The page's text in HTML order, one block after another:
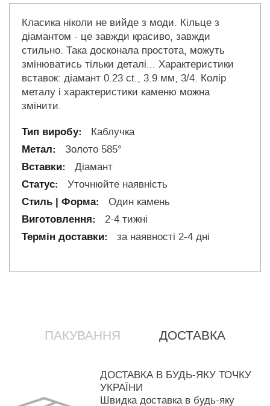
Класика ніколи не вийде з моди. Кільце з
діамантом - це завжди красиво, завжди
стильно. Така досконала простота, можуть
змінюватись тільки деталі... Характеристики
вставок: діамант 0.23 сt., 3.9 мм, 3/4. Колір
металу і характеристики каменю можна
змінити.
Каблучка
Золото 585°
Діамант
Уточнюйте наявність
Один камень
2-4 тижні
за наявності 2-4 дні
ПАКУВАННЯ ДОСТАВКА
ДОСТАВКА В БУДЬ-ЯКУ ТОЧКУ
УКРАЇНИ
Швидка доставка в будь-яку